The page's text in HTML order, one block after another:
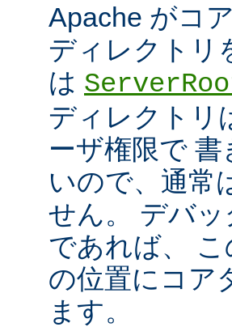
Apache がコ
ディレクトリ
は
ディレクトリ
ーザ権限で
いので、通常
せん。 デバ
であれば、
の位置にコア
ます。